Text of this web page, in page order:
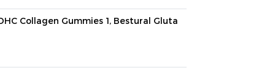
Collagen Gummies 1, Bestural Gluta